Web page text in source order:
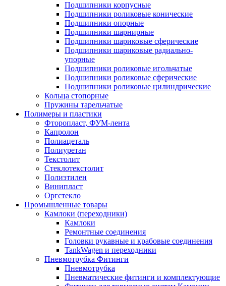
Подшипники корпусные
Подшипники роликовые конические
Подшипники опорные
Подшипники шарнирные
Подшипники шариковые сферические
Подшипники шариковые радиально-
упорные
Подшипники роликовые игольчатые
Подшипники роликовые сферические
Подшипники роликовые цилиндрические
Кольца стопорные
Пружины тарельчатые
Полимеры и пластики
Фторопласт, ФУМ-лента
Капролон
Полиацеталь
Полиуретан
Текстолит
Стеклотекстолит
Полиэтилен
Винипласт
Оргстекло
Промышленные товары
Камлоки (переходники)
Камлоки
Ремонтные соединения
Головки рукавные и крабовые соединения
TankWagen и переходники
Пневмотрубка Фитинги
Пневмотрубка
Пневматические фитинги и комплектующие